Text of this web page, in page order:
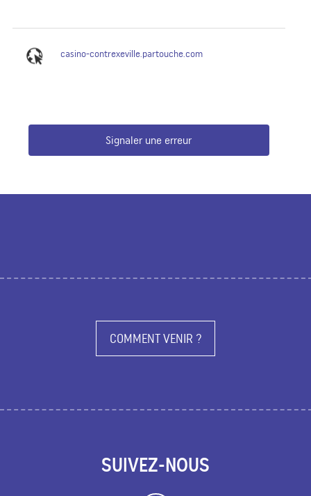
casino-contrexeville.partouche.com
Signaler une erreur
COMMENT VENIR ?
SUIVEZ-NOUS